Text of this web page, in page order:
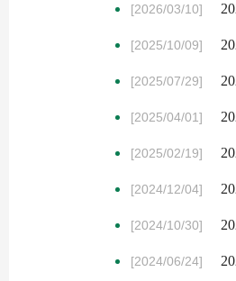
[2026/03/10]
[2025/10/09]
[2025/07/29]
[2025/04/01]
[2025/02/19]
[2024/12/04]
[2024/10/30]
[2024/06/24]